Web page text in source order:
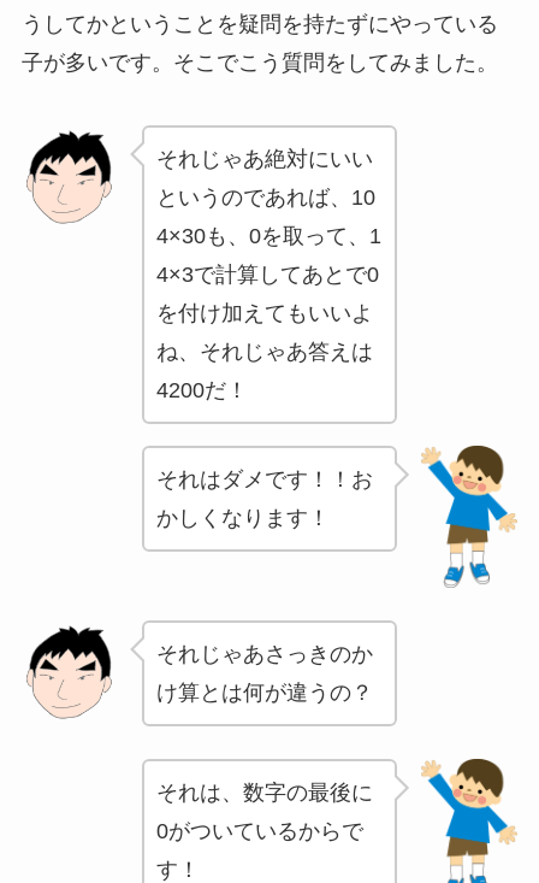
うしてかということを疑問を持たずにやっている
子が多いです。そこでこう質問をしてみました。
それじゃあ絶対にいい
というのであれば、10
4×30も、0を取って、1
4×3で計算してあとで0
を付け加えてもいいよ
ね、それじゃあ答えは
4200だ！
それはダメです！！お
かしくなります！
それじゃあさっきのか
け算とは何が違うの？
それは、数字の最後に
0がついているからで
す！